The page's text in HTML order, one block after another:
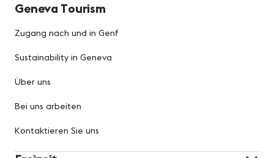
Geneva Tourism
Zugang nach und in Genf
Sustainability in Geneva
Über uns
Bei uns arbeiten
Kontaktieren Sie uns